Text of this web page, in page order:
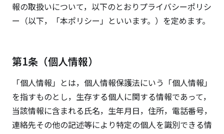
報の取扱いについて，以下のとおりプライバシーポリシ
ー（以下，「本ポリシー」といいます。）を定めます。
第1条（個人情報）
「個人情報」とは，個人情報保護法にいう「個人情報」
を指すものとし，生存する個人に関する情報であって，
当該情報に含まれる氏名，生年月日，住所，電話番号，
連絡先その他の記述等により特定の個人を識別できる情